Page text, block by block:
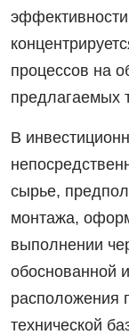
процессов на
предлагаемых
В
сырье,
монтажа,
выполнении
обоснованной
расположения
технической